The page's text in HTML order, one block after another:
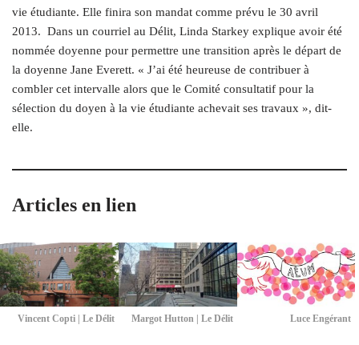
vie étudiante. Elle finira son mandat comme prévu le 30 avril
2013. Dans un courriel au Délit, Linda Starkey explique avoir été
nommée doyenne pour permettre une transition après le départ de
la doyenne Jane Everett. « J’ai été heureuse de contribuer à
combler cet intervalle alors que le Comité consultatif pour la
sélection du doyen à la vie étudiante achevait ses travaux », dit-
elle.
Articles en lien
Vincent Copti | Le Délit Margot Hutton | Le Délit Luce Engérant